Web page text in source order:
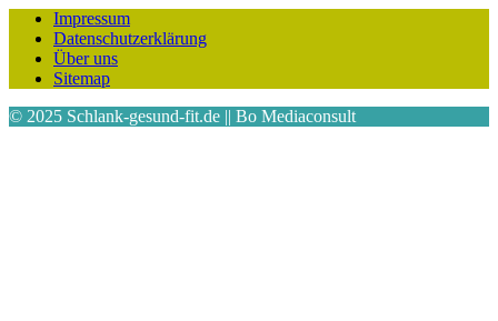
Impressum
Datenschutzerklärung
Über uns
Sitemap
© 2025 Schlank-gesund-fit.de || Bo Mediaconsult